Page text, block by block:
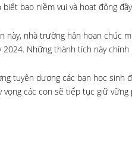
bao niềm vui và hoạt động
này, nhà trường hân hoan chúc
2024. Những thành tích này
tuyên dương các bạn học sinh
vọng các con sẽ tiếp tục giữ